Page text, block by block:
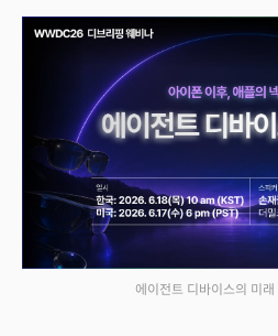
에이전트 디바이스의 미래